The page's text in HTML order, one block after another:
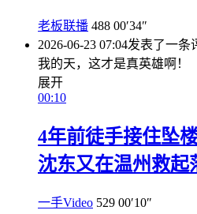
老板联播 488 00′34″
2026-06-23 07:04发表了一条
我的天，这才是真英雄啊！
展开
00:10
4年前徒手接住坠
沈东又在温州救起
一手Video 529 00′10″